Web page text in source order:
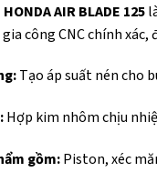
AIR BLADE 125
công CNC chính
Tạo áp suất nén cho
Hợp kim nhôm chịu
gồm:Piston, xéc